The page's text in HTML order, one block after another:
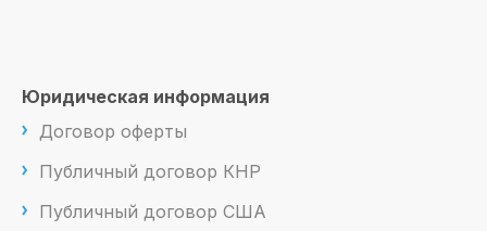
Юридическая информация
Договор оферты
Публичный договор КНР
Публичный договор США